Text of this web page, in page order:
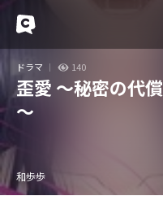
ドラマ 140
歪愛 ～秘密の代償
～
和歩歩